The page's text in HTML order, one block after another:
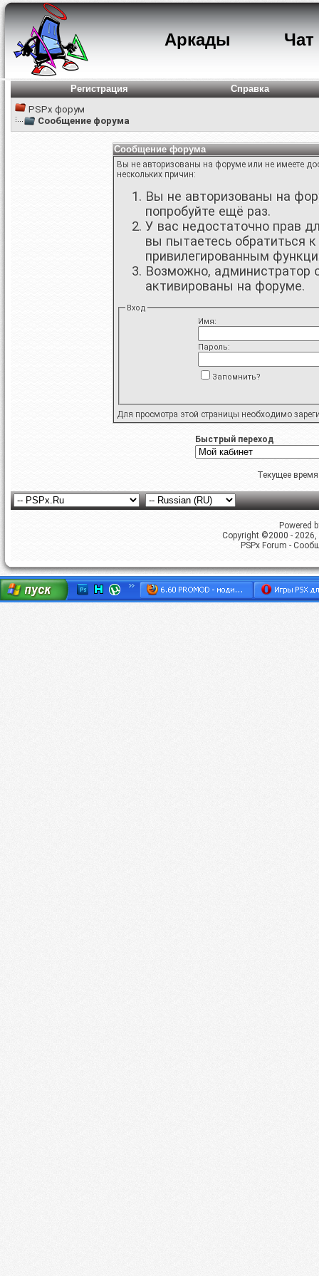
Аркады Чат
Регистрация
Справка
PSPx форум
Сообщение форума
Сообщение форума
Вы не авторизованы на форуме или не имеете
нескольких причин:
Вы не авторизованы на
попробуйте ещё раз.
У вас недостаточно прав
вы пытаетесь обратиться
привилегированным
Возможно, администратор
активированы на форуме.
Вход
Имя:
Пароль:
Запомнить?
Для просмотра этой страницы необходимо
Быстрый переход
Текущее
Powered
Copyright ©2000 -
PSPx Forum -